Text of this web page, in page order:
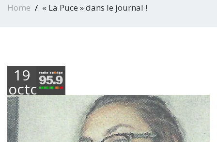
Home « La Puce » dans le journal !
19
octobre
2017